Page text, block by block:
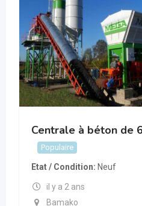
à vendre
Etat /